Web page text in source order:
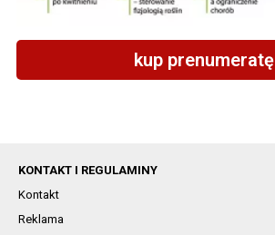
kup prenumeratę
KONTAKT I REGULAMINY
Kontakt
Reklama